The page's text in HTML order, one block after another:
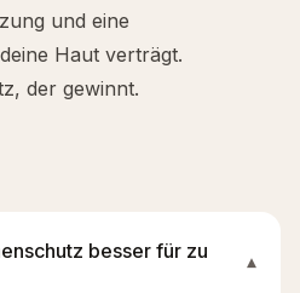
und eine
Haut verträgt.
der gewinnt.
besser für zu
▾